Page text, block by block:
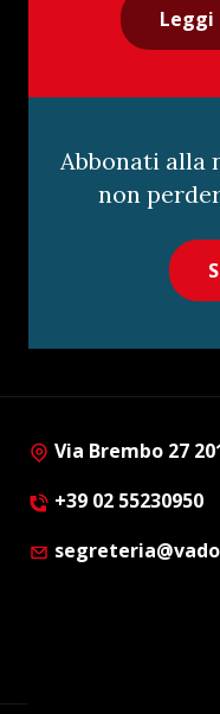
Leggi
Abbonati alla
non
Via Brembo 27
+39 02 55230950